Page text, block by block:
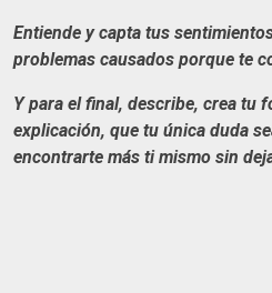
Entiende y capta tus
problemas causados porque te
Y para el final, describe, crea tu
explicación, que tu única duda
encontrarte más ti mismo sin